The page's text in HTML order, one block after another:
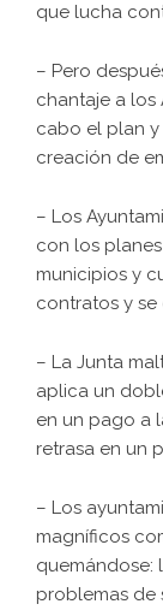
que lucha
– Pero
chantaje a los
cabo el plan
creación de
– Los
con los
municipios y
contratos y se
– La Junta
aplica un
en un pago a
retrasa en un
– Los
magníficos
quemándose:
problemas de